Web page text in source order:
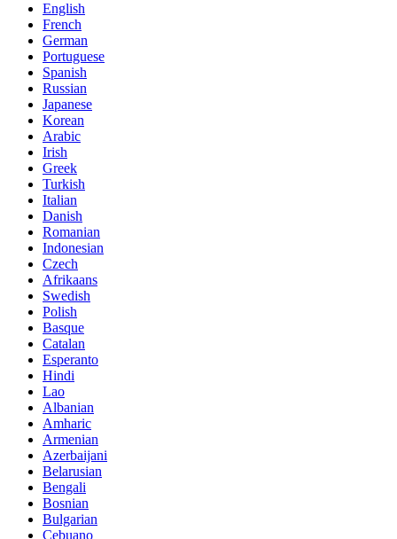
English
French
German
Portuguese
Spanish
Russian
Japanese
Korean
Arabic
Irish
Greek
Turkish
Italian
Danish
Romanian
Indonesian
Czech
Afrikaans
Swedish
Polish
Basque
Catalan
Esperanto
Hindi
Lao
Albanian
Amharic
Armenian
Azerbaijani
Belarusian
Bengali
Bosnian
Bulgarian
Cebuano